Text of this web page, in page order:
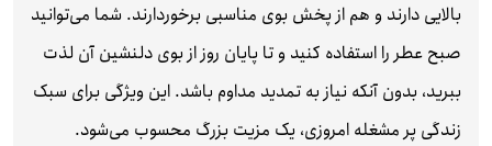
بالایی دارند و هم از پخش بوی مناسبی برخوردارند. شما می‌توانید
صبح عطر را استفاده کنید و تا پایان روز از بوی دلنشین آن لذت
ببرید، بدون آنکه نیاز به تمدید مداوم باشد. این ویژگی برای سبک
زندگی پر مشغله امروزی، یک مزیت بزرگ محسوب می‌شود.